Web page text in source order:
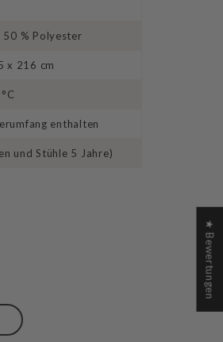
50 % Polyester
x 216 cm
enthalten
und Stühle 5 Jahre)
★ Bewertungen